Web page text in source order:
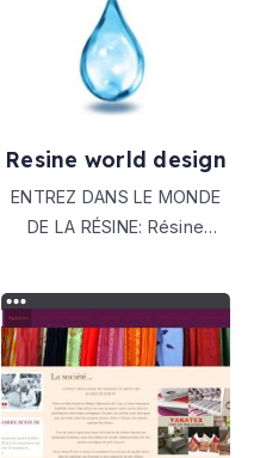
plus grands fabricants
européens.
Resine world design
ENTREZ DANS LE MONDE
DE LA RÉSINE: Résine
coulée - Tapis de marbre -
Relooking cuisine -